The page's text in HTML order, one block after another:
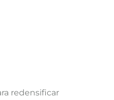
redensificar